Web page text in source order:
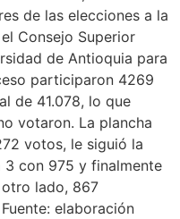
de las elecciones a la
Consejo Superior
de Antioquia para
participaron 4269
de 41.078, lo que
votaron. La plancha
votos, le siguió la
3 con 975 y finalmente
otro lado, 867
elaboración